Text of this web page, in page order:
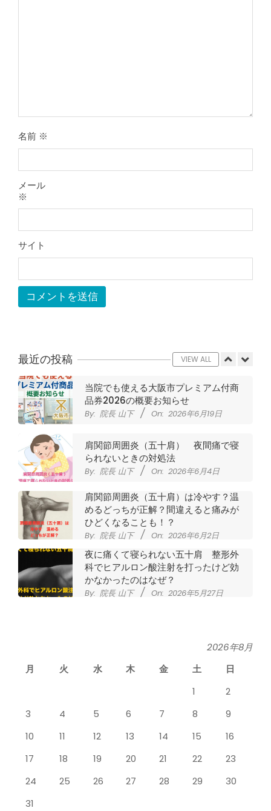
名前 ※
メール
※
サイト
最近の投稿 VIEW ALL
たほうがいい？それとも温める？
整形外科で水を抜きヒアルロン酸注射
ジャンプやダッシュで膝のお皿の下が
自分で貼れるテーピングのご紹介
痛い！膝蓋靭帯炎になってしまったら
サポーターはつけるべき？
By: 院長 山下
2026年7月11日
当院でも使える大阪市プレミアム付商
品券2026の概要お知らせ
By: 院長 山下 On: 2026年6月19日
肩関節周囲炎（五十肩） 夜間痛で寝
られないときの対処法
By: 院長 山下 On: 2026年6月4日
肩関節周囲炎（五十肩）は冷やす？温
めるどっちが正解？間違えると痛みが
ひどくなることも！？
By: 院長 山下 On: 2026年6月2日
夜に痛くて寝られない五十肩 整形外
科でヒアルロン酸注射を打ったけど効
かなかったのはなぜ？
By: 院長 山下 On: 2026年5月27日
2026年5月26日
膝のお皿の下が痛くて運動できない！
たほうがいい？それとも温める？
By: 院長 山下 On: 2026年5月25日
をしても痛みが取れない膝痛で来院さ
れた患者さまの声
By: 院長 山下 On: 2026年5月23日
ジャンプやダッシュで膝のお皿の下が
2026年8月
月
火 水 木 金 土
日
1
2
3
4 5 6 7 8
9
10
11 12 13 14 15
16
17
18 19 20 21 22
23
24
25 26 27 28 29
30
31